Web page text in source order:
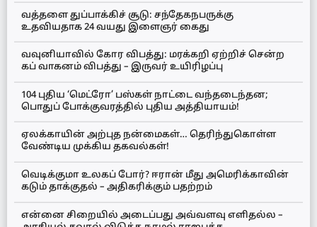
வத்தளை துப்பாக்கிச் சூடு: சந்தேகநபருக்கு
உதவியதாக 24 வயது இளைஞர் கைது
வவுனியாவில் கோர விபத்து: மரக்கறி ஏற்றிச் சென்ற
கப் வாகனம் விபத்து – இருவர் உயிரிழப்பு
104 புதிய ‘மெட்ரோ’ பஸ்கள் நாட்டை வந்தடைந்தன;
பொதுப் போக்குவரத்தில் புதிய அத்தியாயம்!
ஏலக்காயின் அற்புத நன்மைகள்… தெரிந்துகொள்ள
வேண்டிய முக்கிய தகவல்கள்!
வெடிக்குமா உலகப் போர்? ஈரான் மீது அமெரிக்காவின்
கடும் தாக்குதல் – அதிகரிக்கும் பதற்றம்
என்னை சிறையில் அடைப்பது அவ்வளவு எளிதல்ல –